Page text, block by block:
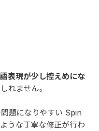
語表現が少し控えめにな
れません。
題になりやすい Spin
うな丁寧な修正が行わ